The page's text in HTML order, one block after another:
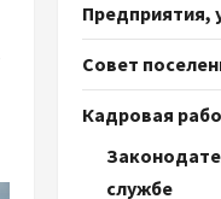
Совет
Кадровая
службе